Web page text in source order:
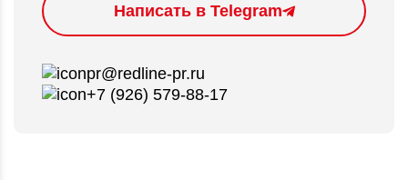
Написать в Telegram
pr@redline-pr.ru
+7 (926) 579-88-17